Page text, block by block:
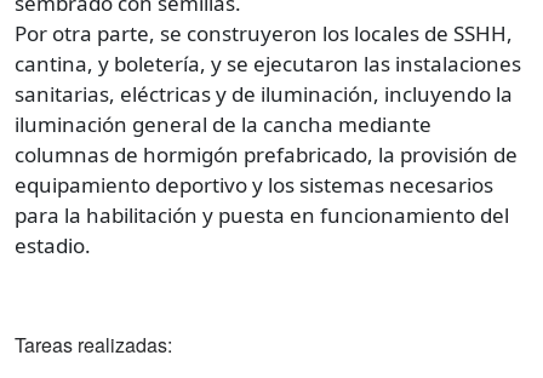
Por otra parte, se construyeron los locales de SSHH,
cantina, y boletería, y se ejecutaron las instalaciones
sanitarias, eléctricas y de iluminación, incluyendo la
iluminación general de la cancha mediante
columnas de hormigón prefabricado, la provisión de
equipamiento deportivo y los sistemas necesarios
para la habilitación y puesta en funcionamiento del
estadio.
Tareas realizadas: